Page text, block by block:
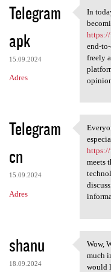
Telegram
apk
15.09.2024
Adres
In
In
https://
end-
freely
Telegram
cn
15.09.2024
Adres
https://
meets
shanu
18.09.2024
Wow,
Wow,
much
would